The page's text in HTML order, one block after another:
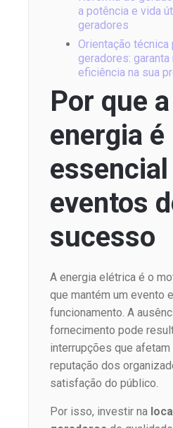
a potência e vida
geradores
Orientação técnica
geradores: garanta
eficiência na sua
Por que a
energia é
eventos
sucesso
A energia elétrica é o
que mantém um evento
funcionamento. A
fornecimento pode
interrupções que
reputação dos
satisfação do público.
Por isso, investir na